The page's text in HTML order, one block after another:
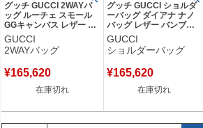
グッチ GUCCI 2WAYバ
ッグ ルーチェ スモール
GGキャンバス レザー ブ
ラック ゴールド金具 黒
シェリーライン クラッチ
786027 【保存袋】 【中
GUCCI
2WAYバッグ
¥165,620
在庫切れ
グッチ GUCCI ショルダ
ーバッグ ダイアナ ナノ
バッグ レザー バンブー
ライトブルー ゴールド金
具 水色 ミニショルダー
ミニバッグ 760251
GUCCI
ショルダーバッグ
¥165,620
在庫切れ